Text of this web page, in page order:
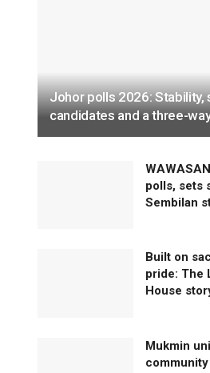
Johor polls 2026: Stability,
candidates and a three-
polls, sets
Sembilan
Built on
pride: The
House
Mukmin